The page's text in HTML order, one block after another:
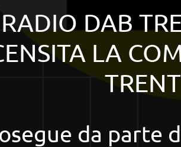
RADIO DAB
LA
da parte